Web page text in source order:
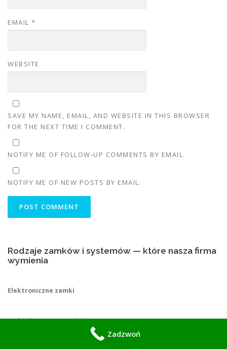
EMAIL *
WEBSITE
SAVE MY NAME, EMAIL, AND WEBSITE IN THIS BROWSER
FOR THE NEXT TIME I COMMENT.
NOTIFY ME OF FOLLOW-UP COMMENTS BY EMAIL.
NOTIFY ME OF NEW POSTS BY EMAIL.
Rodzaje zamków i systemów — które nasza firma
wymienia
Elektroniczne zamki
Klawiaturowe(PIN, kod numeryczny)
(ekrany dotykowe, panele capacitive)
Zadzwoń